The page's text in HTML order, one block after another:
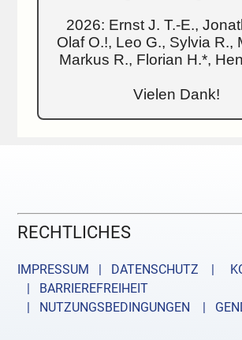
2026: Ernst J. T.-E.,
Olaf O.!, Leo G., Sylvia R.,
Markus R., Florian H.*,
Vielen Dank!
RECHTLICHES
IMPRESSUM | DATENSCHUTZ |
| BARRIEREFREIHEIT
| NUTZUNGSBEDINGUNGEN
|